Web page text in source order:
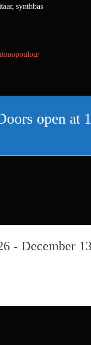
synthbas
open at
- December